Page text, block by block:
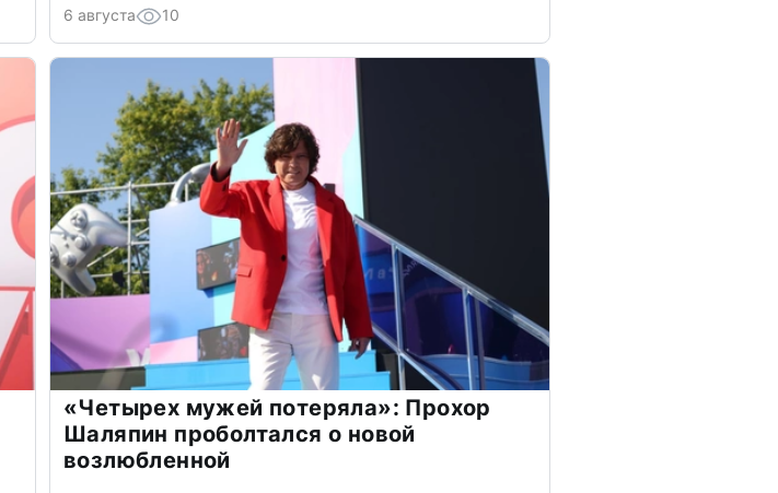
6 августа 10
«Четырех мужей потеряла»: Прохор
Шаляпин проболтался о новой
возлюбленной